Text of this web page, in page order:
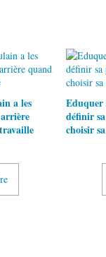
a les
Eduquer
définir
choisir